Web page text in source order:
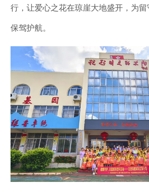
行，让爱心之花在琼崖大地盛开，为
保驾护航。